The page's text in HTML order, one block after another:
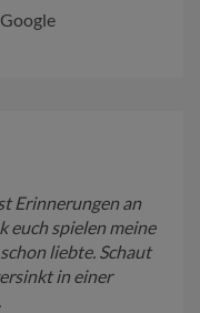
Google
Erinnerungen an
euch spielen meine
liebte. Schaut
in einer